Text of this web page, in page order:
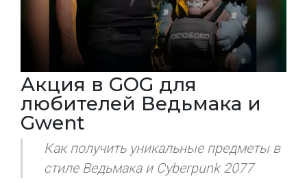
Акция в GOG для
любителей Ведьмака и
Gwent
Как получить уникальные предметы в
стиле Ведьмака и Cyberpunk 2077